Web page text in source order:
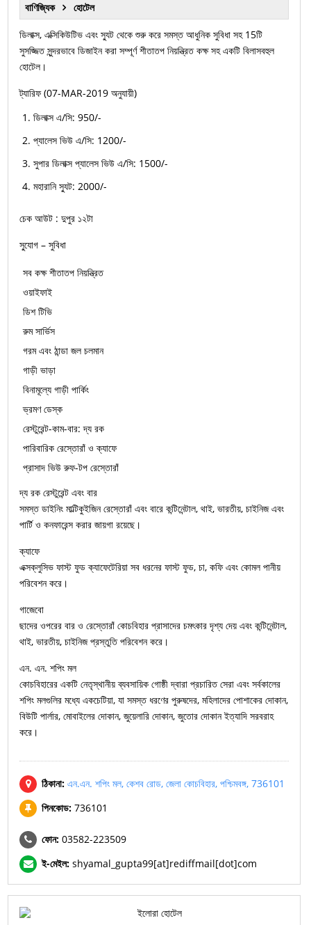
বাণিজ্যিক হোটেল
ডিলাক্স, এক্সিকিউটিভ এবং স্যুট থেকে শুরু করে সমস্ত আধুনিক সুবিধা সহ 15টি
সুসজ্জিত সুন্দরভাবে ডিজাইন করা সম্পূর্ণ শীতাতপ নিয়ন্ত্রিত কক্ষ সহ একটি বিলাসবহুল
হোটেল।
ট্যারিফ (07-MAR-2019 অনুযায়ী)
ডিলাক্স এ/সি: 950/-
প্যালেস ভিউ এ/সি: 1200/-
সুপার ডিলাক্স প্যালেস ভিউ এ/সি: 1500/-
মহারানি স্যুট: 2000/-
চেক আউট : দুপুর ১২টা
সু্যোগ – সুবিধা
সব কক্ষ শীতাতপ নিয়ন্ত্রিত
ওয়াইফাই
ডিশ টিভি
রুম সার্ভিস
গরম এবং ঠান্ডা জল চলমান
গাড়ী ভাড়া
বিনামূল্যে গাড়ী পার্কিং
ভ্রমণ ডেস্ক
রেস্টুরেন্ট-কাম-বার: দ্য রক
পারিবারিক রেস্তোরাঁ ও ক্যাফে
প্রাসাদ ভিউ রুফ-টপ রেস্তোরাঁ
দ্য রক রেস্টুরেন্ট এবং বার
সমস্ত ডাইনিং মাল্টিকুইজিন রেস্তোরাঁ এবং বারে কন্টিনেন্টাল, থাই, ভারতীয়, চাইনিজ এবং
পার্টি ও কনফারেন্স করার জায়গা রয়েছে।
ক্যাফে
এক্সক্লুসিভ ফাস্ট ফুড ক্যাফেটেরিয়া সব ধরনের ফাস্ট ফুড, চা, কফি এবং কোমল পানীয়
পরিবেশন করে।
গাজেবো
ছাদের ওপরের বার ও রেস্তোরাঁ কোচবিহার প্রাসাদের চমৎকার দৃশ্য দেয় এবং কন্টিনেন্টাল,
থাই, ভারতীয়, চাইনিজ প্রস্তুতি পরিবেশন করে।
এন. এন. শপিং মল
কোচবিহারের একটি নেতৃস্থানীয় ব্যবসায়িক গোষ্ঠী দ্বারা প্রচারিত সেরা এবং সর্বকালের
শপিং মলগুলির মধ্যে একচেটিয়া, যা সমস্ত ধরণের পুরুষদের, মহিলাদের পোশাকের দোকান,
বিউটি পার্লার, মোবাইলের দোকান, জুয়েলারি দোকান, জুতোর দোকান ইত্যাদি সরবরাহ
করে।
ঠিকানা: এন.এন. শপিং মল, কেশব রোড, জেলা কোচবিহার, পশ্চিমবঙ্গ, 736101
পিনকোড: 736101
ফোন: 03582-223509
ই-মেইল: shyamal_gupta99[at]rediffmail[dot]com